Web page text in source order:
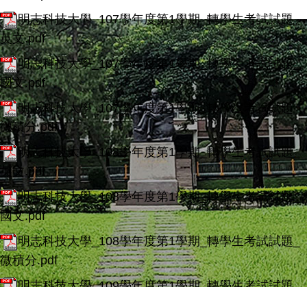
明志科技大學_107學年度第1學期_轉學生考試試題_
英文.pdf
明志科技大學_107學年度第1學期_轉學生考試試題_
國文.pdf
明志科技大學_107學年度第1學期_轉學生考試試題_
微積分.pdf
明志科技大學_108學年度第1學期_轉學生考試試題_
英文.pdf
明志科技大學_108學年度第1學期_轉學生考試試題_
國文.pdf
明志科技大學_108學年度第1學期_轉學生考試試題_
微積分.pdf